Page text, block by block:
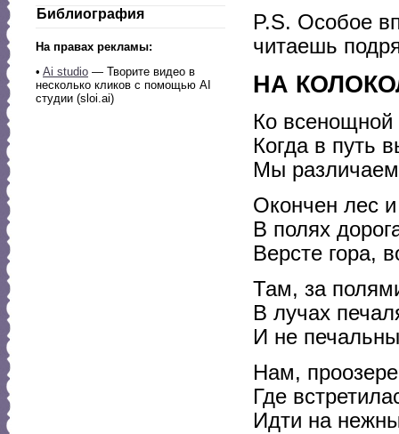
Библиография
На правах рекламы:
• Ai studio — Творите видео в
несколько кликов с помощью AI
студии (sloi.ai)
P.S. Особое
читаешь
НА
Ко всенощной
Когда в путь
Мы
Окончен лес
В полях
Версте гора,
Там, за
В лучах
И не
Нам,
Где
Идти на